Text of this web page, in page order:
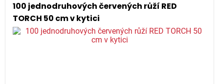
100 jednodruhových červených růží RED
TORCH 50 cm v kytici